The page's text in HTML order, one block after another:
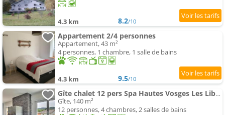
4.3 km 8.2/10
Appartement 2/4 personnes
Appartement, 43 m²
4 personnes, 1 chambre, 1 salle de bains
4.3 km 9.5/10
Gîte chalet 12 pers Spa Hautes Vosges Les Libellules
Gîte, 140 m²
12 personnes, 4 chambres, 2 salles de bains